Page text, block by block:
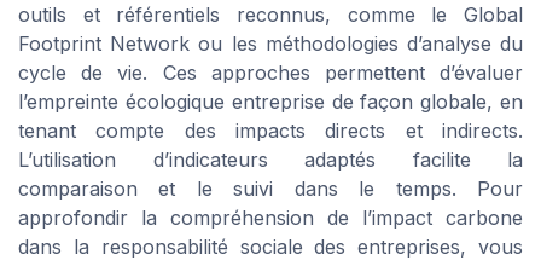
outils et référentiels reconnus, comme le Global
Footprint Network ou les méthodologies d’analyse du
cycle de vie. Ces approches permettent d’évaluer
l’empreinte écologique entreprise de façon globale, en
tenant compte des impacts directs et indirects.
L’utilisation d’indicateurs adaptés facilite la
comparaison et le suivi dans le temps. Pour
approfondir la compréhension de l’impact carbone
dans la responsabilité sociale des entreprises, vous